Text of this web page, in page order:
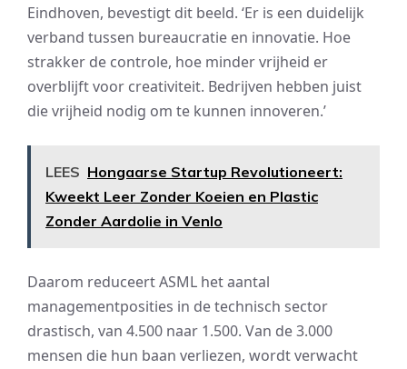
Eindhoven, bevestigt dit beeld. ‘Er is een duidelijk
verband tussen bureaucratie en innovatie. Hoe
strakker de controle, hoe minder vrijheid er
overblijft voor creativiteit. Bedrijven hebben juist
die vrijheid nodig om te kunnen innoveren.’
LEES Hongaarse Startup Revolutioneert:
Kweekt Leer Zonder Koeien en Plastic
Zonder Aardolie in Venlo
Daarom reduceert ASML het aantal
managementposities in de technisch sector
drastisch, van 4.500 naar 1.500. Van de 3.000
mensen die hun baan verliezen, wordt verwacht